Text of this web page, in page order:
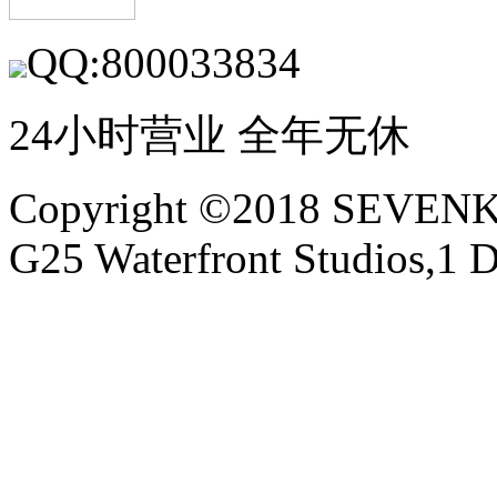
QQ:800033834
24小时营业 全年无休
Copyright ©2018
G25 Waterfront Studios,1